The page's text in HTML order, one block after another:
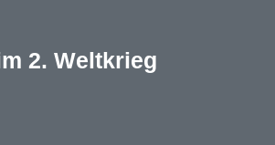
2. Weltkrieg